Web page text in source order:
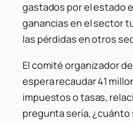
gastados por el estado
ganancias en el sector
las pérdidas en otros
El comité organizador
espera recaudar 41
impuestos o tasas,
pregunta sería,